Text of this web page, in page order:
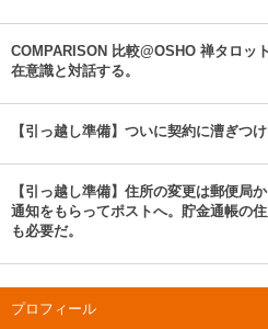
COMPARISON 比較@OSHO 禅タロッ
在意識と対話する。
【引っ越し準備】ついに契約に漕ぎつけ
【引っ越し準備】住所の変更は郵便局
通知をもらってポストへ。貯金通帳の
も必要だ。
プロフィール